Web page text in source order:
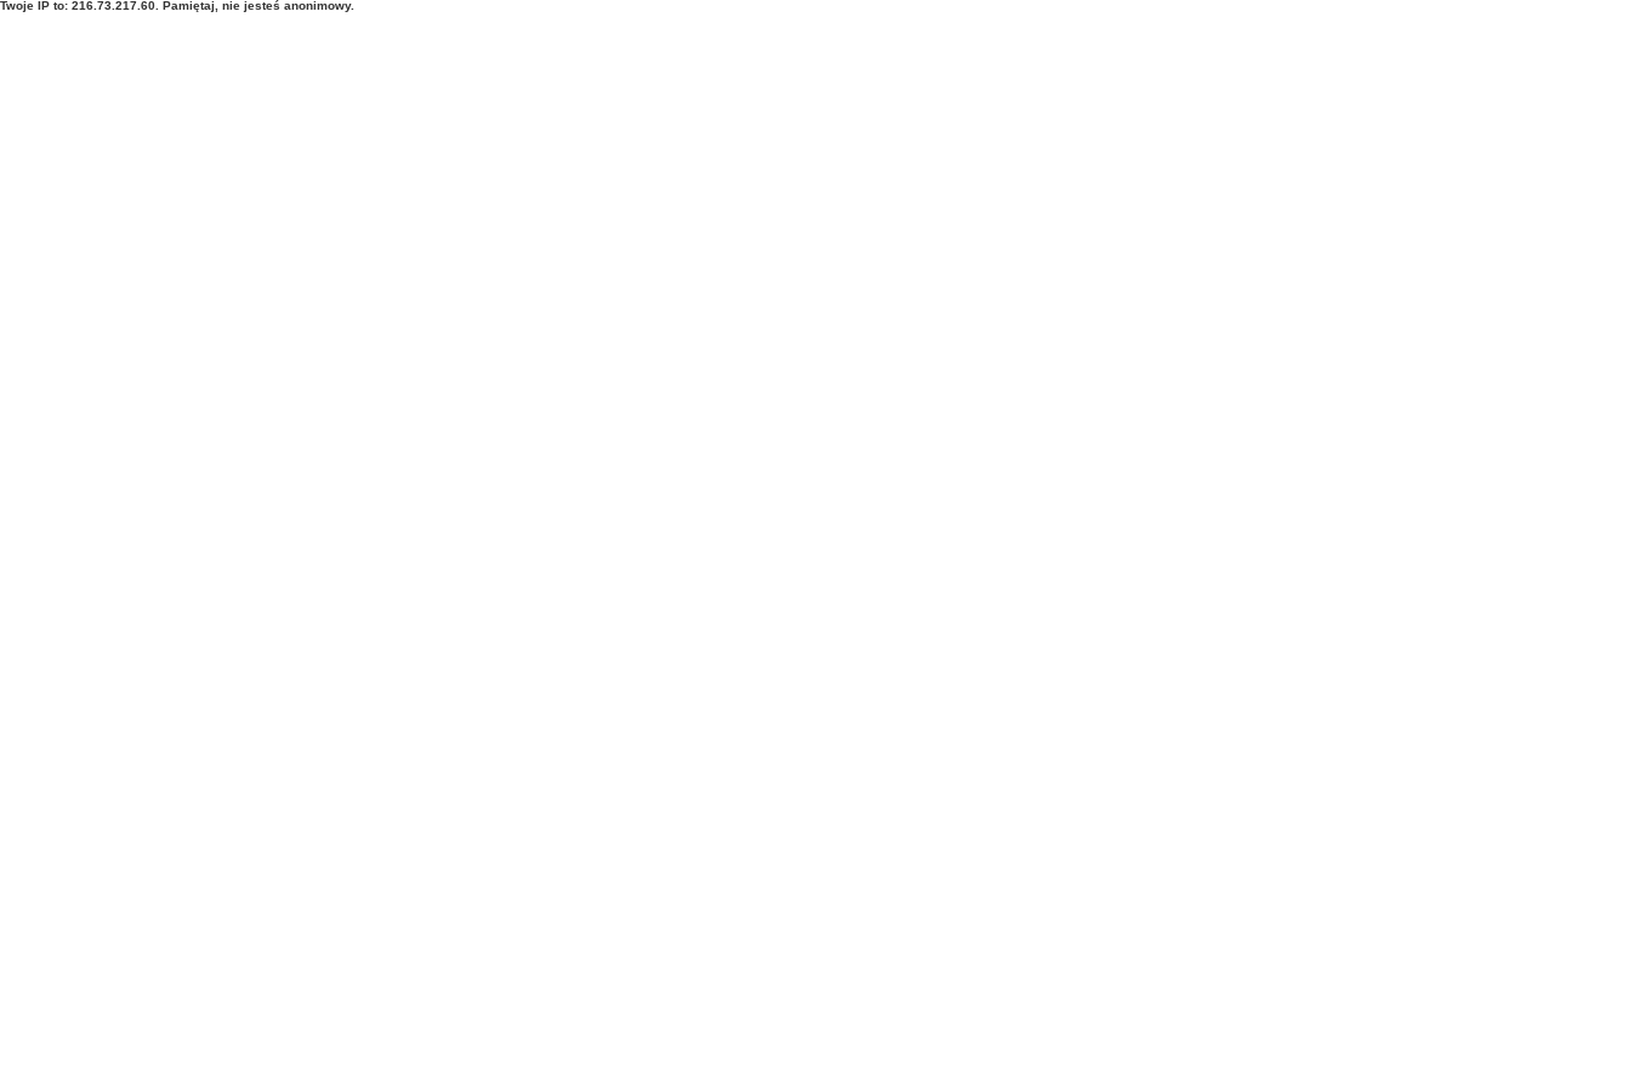
Twoje IP to: 216.73.217.60. Pamiętaj, nie jesteś anonimowy.